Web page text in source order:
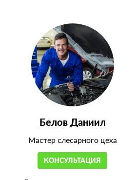
Белов Даниил
Мастер слесарного цеха
КОНСУЛЬТАЦИЯ